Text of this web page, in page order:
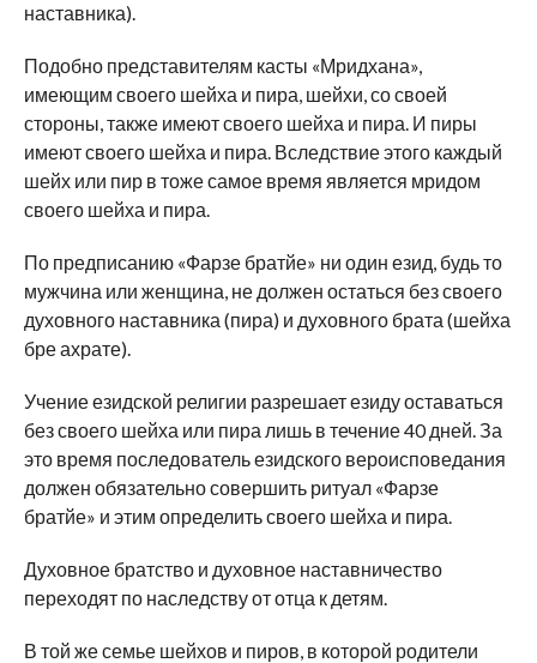
наставника).
Подобно представителям касты «Мридхана»,
имеющим своего шейха и пира, шейхи, со своей
стороны, также имеют своего шейха и пира. И пиры
имеют своего шейха и пира. Вследствие этого каждый
шейх или пир в тоже самое время является мридом
своего шейха и пира.
По предписанию «Фарзе братйе» ни один езид, будь то
мужчина или женщина, не должен остаться без своего
духовного наставника (пира) и духовного брата (шейха
бре ахрате).
Учение езидской религии разрешает езиду оставаться
без своего шейха или пира лишь в течение 40 дней. За
это время последователь езидского вероисповедания
должен обязательно совершить ритуал «Фарзе
братйе» и этим определить своего шейха и пира.
Духовное братство и духовное наставничество
переходят по наследству от отца к детям.
В той же семье шейхов и пиров, в которой родители